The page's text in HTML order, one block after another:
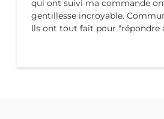
qui ont suivi ma commande
gentillesse incroyable.
Ils ont tout fait pour "répondre
demandé" et tout cela avec